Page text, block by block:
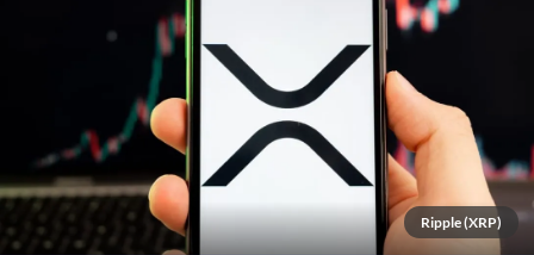
Ripple (XRP)